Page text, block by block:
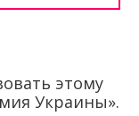
этому
Украины».